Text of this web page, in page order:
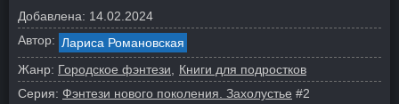
Добавлена: 14.02.2024
Автор: Лариса Романовская
Жанр: Городское фэнтези
Книги для подростков
Серия: Фэнтези нового поколения. Захолустье #2